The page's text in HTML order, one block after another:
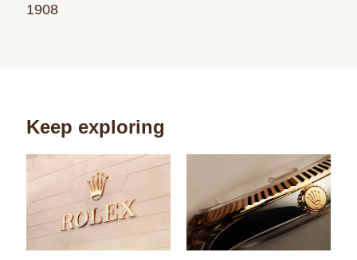
1908
Keep exploring